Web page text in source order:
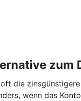
zum
die
wenn das